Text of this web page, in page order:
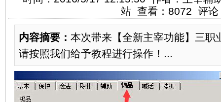
站 查看： 8072 评论
内容摘要： 本次带来【全新主宰功能】三职
请按照我们给予教程进行操作！...